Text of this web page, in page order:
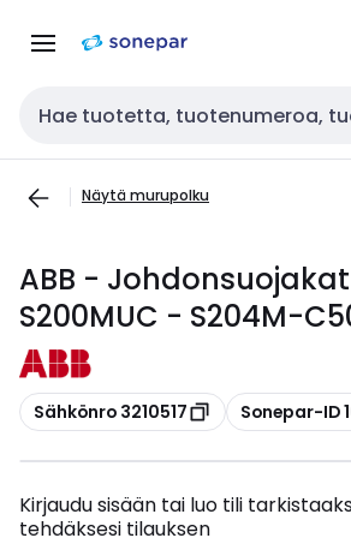
navigointiinsisältöön
Haku
Näytä murupolku
ABB -
S200MUC - S204M-
Kopioi
Sähkönro 3210517 Kopioi
Sonepar-ID
Kirjaudu sisään tai luo tili
tehdäksesi tilauksen